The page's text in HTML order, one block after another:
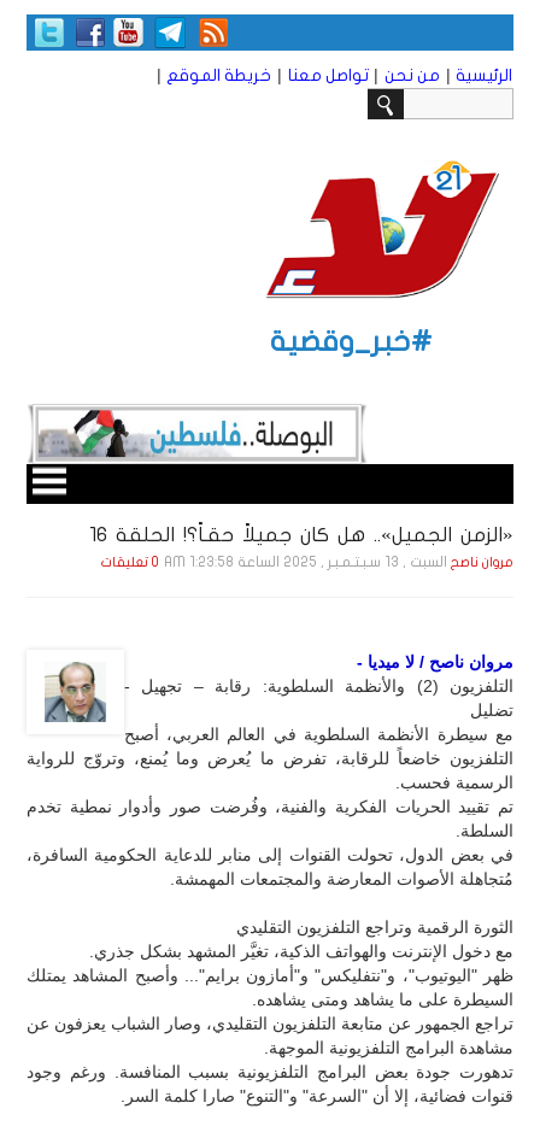
الرئيسية | من نحن | تواصل معنا | خريطة الموقع |
#خبر_وقضية
«الزمن الجميل».. هل كان جميلاً حقـاً؟! الحلقة 16
مروان ناصح السبت , 13 سـبـتـمـبـر , 2025 الساعة 1:23:58 AM 0 تعليقات
مروان ناصح / لا ميديا -
التلفزيون (2) والأنظمة السلطوية: رقابة – تجهيل -
تضليل
مع سيطرة الأنظمة السلطوية في العالم العربي، أصبح
التلفزيون خاضعاً للرقابة، تفرض ما يُعرض وما يُمنع، وتروّج للرواية
الرسمية فحسب.
تم تقييد الحريات الفكرية والفنية، وفُرضت صور وأدوار نمطية تخدم
السلطة.
في بعض الدول، تحولت القنوات إلى منابر للدعاية الحكومية السافرة،
مُتجاهلة الأصوات المعارضة والمجتمعات المهمشة.
الثورة الرقمية وتراجع التلفزيون التقليدي
مع دخول الإنترنت والهواتف الذكية، تغيَّر المشهد بشكل جذري.
ظهر "اليوتيوب"، و"نتفليكس" و"أمازون برايم"... وأصبح المشاهد يمتلك
السيطرة على ما يشاهد ومتى يشاهده.
تراجع الجمهور عن متابعة التلفزيون التقليدي، وصار الشباب يعزفون عن
مشاهدة البرامج التلفزيونية الموجهة.
تدهورت جودة بعض البرامج التلفزيونية بسبب المنافسة. ورغم وجود
قنوات فضائية، إلا أن "السرعة" و"التنوع" صارا كلمة السر.